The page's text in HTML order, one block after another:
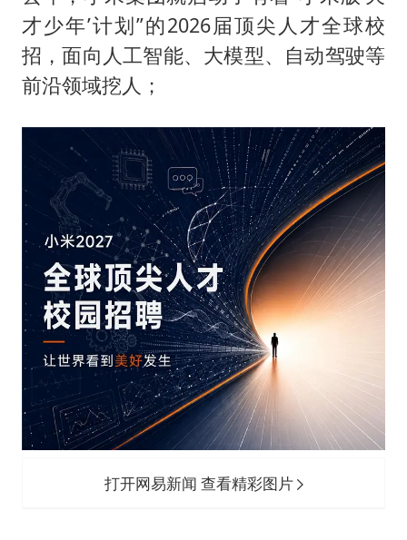
才少年’计划”的2026届顶尖人才全球校
招，面向人工智能、大模型、自动驾驶等
前沿领域挖人；
打开网易新闻 查看精彩图片